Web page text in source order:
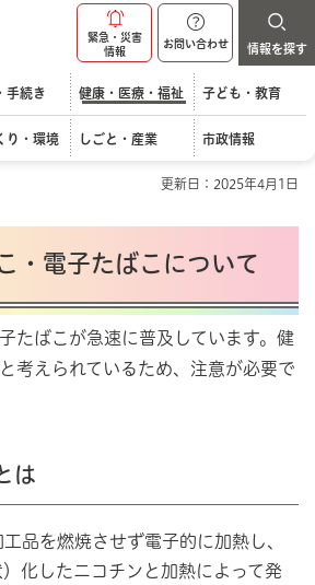
緊急・災害
情報
お問い合わせ 情報を探す
手続き 健康・医療・福祉 子ども・教育
り・環境 しごと・産業 市政情報
更新日：2025年4月1日
・電子たばこについて
たばこが急速に普及しています。健
考えられているため、注意が必要で
は
品を燃焼させず電子的に加熱し、
化したニコチンと加熱によって発